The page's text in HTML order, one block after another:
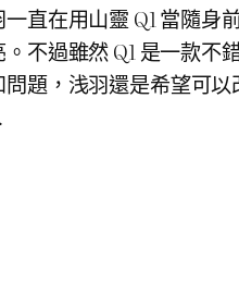
直在用山靈 Q1 當隨身
不過雖然 Q1 是一款不
題，浅羽還是希望可